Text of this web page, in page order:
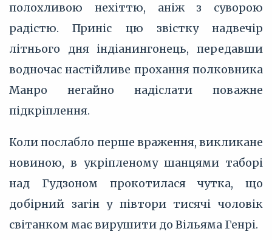
полохливою нехіттю, аніж з суворою
радістю. Приніс цю звістку надвечір
літнього дня індіанингонець, передавши
водночас настійливе прохання полковника
Манро негайно надіслати поважне
підкріплення.
Коли послабло перше враження, викликане
новиною, в укріпленому шанцями таборі
над Гудзоном прокотилася чутка, що
добірний загін у півтори тисячі чоловік
світанком має вирушити до Вільяма Генрі.